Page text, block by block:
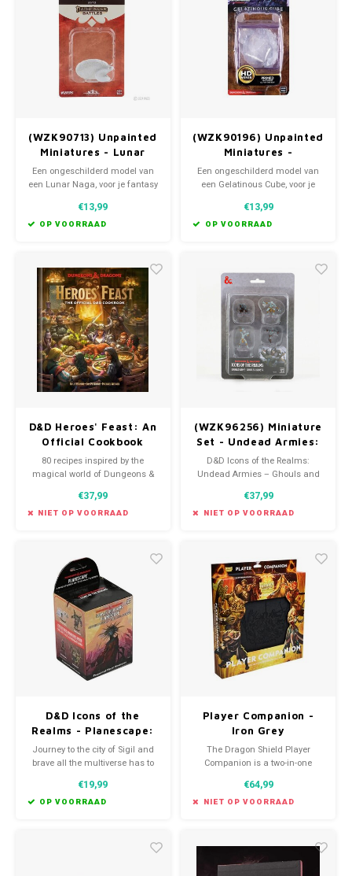
(WZK90713) Unpainted
Miniatures - Lunar
Naga
Een ongeschilderd model van
een Lunar Naga, voor je fantasy
€13,99
OP VOORRAAD
(WZK90196) Unpainted
Miniatures -
Gelatinous Cube
Een ongeschilderd model van
een Gelatinous Cube, voor je
€13,99
OP VOORRAAD
D&D Heroes' Feast: An
Official Cookbook
80 recipes inspired by the
magical world of Dungeons &
€37,99
NIET OP VOORRAAD
(WZK96256) Miniature
Set - Undead Armies:
Ghouls & Ghasts
D&D Icons of the Realms:
Undead Armies – Ghouls and
undead foes — 2 Ghouls and 2
Ghasts — for your adventurers
€37,99
NIET OP VOORRAAD
D&D Icons of the
Realms - Planescape:
Adventures in the
Multiverse booster
Journey to the city of Sigil and
brave all the multiverse has to
Dungeons & Dragons
miniatures.
€19,99
OP VOORRAAD
Player Companion -
Iron Grey
The Dragon Shield Player
Companion is a two-in-one
for players of tabletop RPGs.
€64,99
NIET OP VOORRAAD